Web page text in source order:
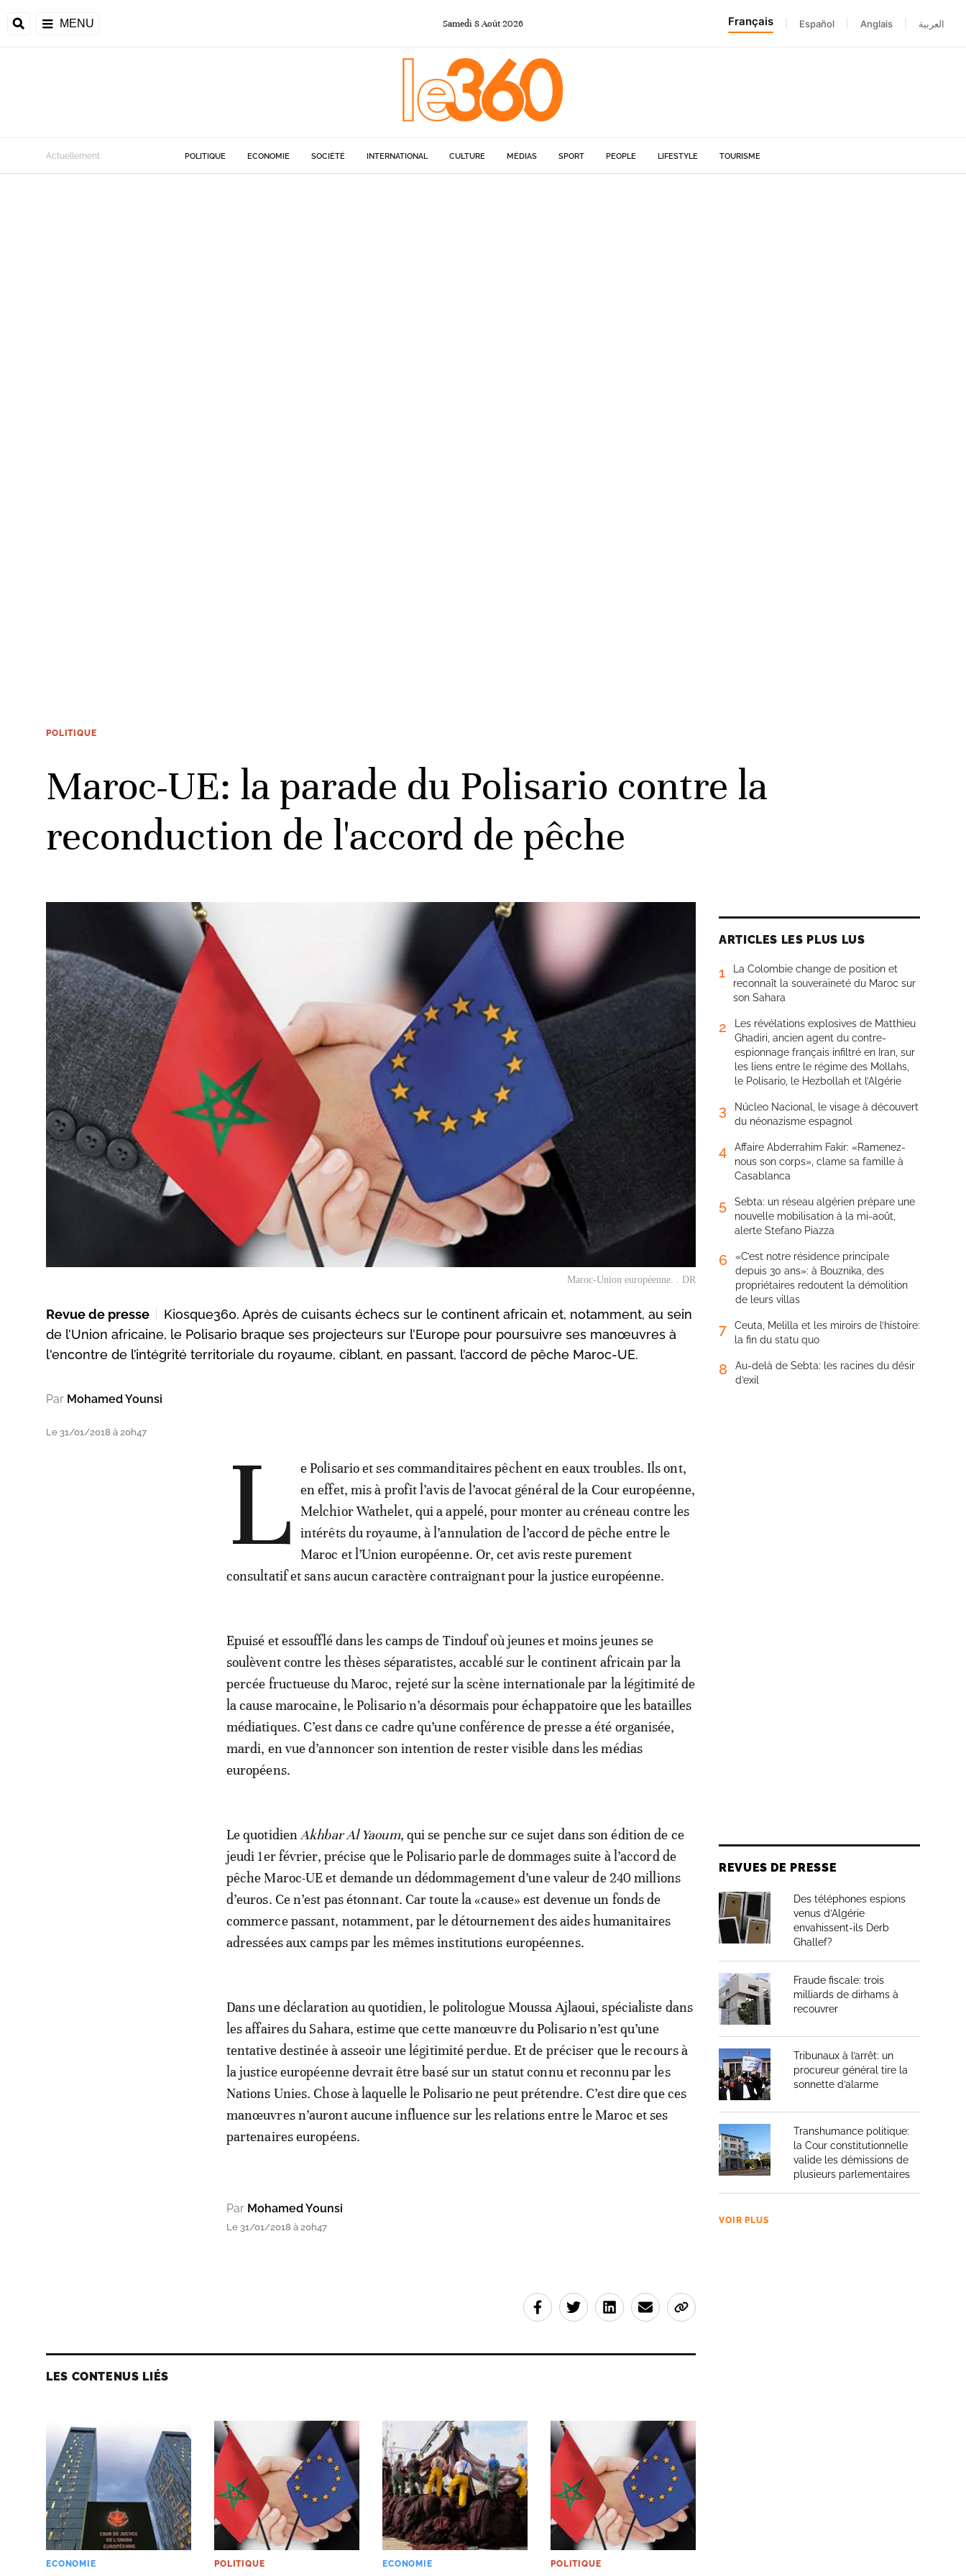
MENU Samedi 8Août2026 Français Español Anglais العربية
Actuellement POLITIQUE ECONOMIE SOCIÉTÉ INTERNATIONAL CULTURE MÉDIAS SPORT PEOPLE LIFESTYLE TOURISME
POLITIQUE
Maroc-UE: la parade du Polisario contre la
reconduction de l'accord de pêche
Maroc-Union européenne. . DR
Revue de presse
Kiosque360. Après de cuisants échecs sur le continent africain et, notamment, au sein
de l’Union africaine, le Polisario braque ses projecteurs sur l’Europe pour poursuivre ses manœuvres à
l'encontre de l’intégrité territoriale du royaume, ciblant, en passant, l’accord de pêche Maroc-UE.
Par Mohamed Younsi
Le 31/01/2018 à 20h47 L
e Polisario et ses commanditaires pêchent en eaux troubles. Ils ont,
en effet, mis à profit l’avis de l’avocat général de la Cour européenne,
Melchior Wathelet, qui a appelé, pour monter au créneau contre les
intérêts du royaume, à l’annulation de l’accord de pêche entre le
Maroc et l’Union européenne. Or, cet avis reste purement
consultatif et sans aucun caractère contraignant pour la justice européenne.
Epuisé et essoufflé dans les camps de Tindouf où jeunes et moins jeunes se
soulèvent contre les thèses séparatistes, accablé sur le continent africain par la
percée fructueuse du Maroc, rejeté sur la scène internationale par la légitimité de
la cause marocaine, le Polisario n’a désormais pour échappatoire que les batailles
médiatiques. C’est dans ce cadre qu’une conférence de presse a été organisée,
mardi, en vue d’annoncer son intention de rester visible dans les médias
européens.
Le quotidienAkhbar Al Yaoum, qui se penche sur ce sujet dans son édition de ce
jeudi 1er février, précise que le Polisario parle de dommages suite à l’accord de
pêche Maroc-UE et demande un dédommagement d’une valeur de 240 millions
d’euros. Ce n’est pas étonnant. Car toute la «cause» est devenue un fonds de
commerce passant, notamment, par le détournement des aides humanitaires
adressées aux camps par les mêmes institutions européennes.
Dans une déclaration au quotidien, le politologue Moussa Ajlaoui, spécialiste dans
les affaires du Sahara, estime que cette manœuvre du Polisario n’est qu’une
tentative destinée à asseoir une légitimité perdue. Et de préciser que le recours à
la justice européenne devrait être basé sur un statut connu et reconnu par les
Nations Unies. Chose à laquelle le Polisario ne peut prétendre. C’est dire que ces
manœuvres n’auront aucune influence sur les relations entre le Maroc et ses
partenaires européens.
Par Mohamed Younsi
Le 31/01/2018 à 20h47
LES CONTENUS LIÉS
ECONOMIE POLITIQUE ECONOMIE POLITIQUE
ARTICLES LES PLUS LUS
1
La Colombie change de position et
reconnaît la souveraineté du Maroc sur
son Sahara
2
Les révélations explosives de Matthieu
Ghadiri, ancien agent du contre-
espionnage français infiltré en Iran, sur
les liens entre le régime des Mollahs,
le Polisario, le Hezbollah et l’Algérie
3
Núcleo Nacional, le visage à découvert
du néonazisme espagnol
4
Affaire Abderrahim Fakir: «Ramenez-
nous son corps», clame sa famille à
Casablanca
5
Sebta: un réseau algérien prépare une
nouvelle mobilisation à la mi-août,
alerte Stefano Piazza
6
«C’est notre résidence principale
depuis 30 ans»: à Bouznika, des
propriétaires redoutent la démolition
de leurs villas
7
Ceuta, Melilla et les miroirs de l’histoire:
la fin du statu quo
8
Au-delà de Sebta: les racines du désir
d’exil
REVUES DE PRESSE
Des téléphones espions
venus d’Algérie
envahissent-ils Derb
Ghallef?
Fraude fiscale: trois
milliards de dirhams à
recouvrer
Tribunaux à l’arrêt: un
procureur général tire la
sonnette d’alarme
Transhumance politique:
la Cour constitutionnelle
valide les démissions de
plusieurs parlementaires
VOIR PLUS